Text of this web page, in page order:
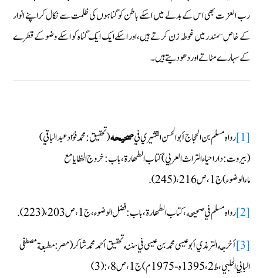
رب العز ت بھی اس کے بدلے میں اسکے باطن کو گناہوں کی ظلمت سے نکال کراپنے انوار
کے خاص سمندرمیں غوطہ زن کرتے ہیں،اور اسکے ایک ایک گناہ کو اسکے وضو کے قطرے
کے سہارے مٹاتے اور دھو دیتے ہیں ۔
[1] رواه مسلم بن الحجاج أبو الحسن القشيري فيصحيحه(تحقيق :محمد فؤاد عبد الباقي)
(بيروت:داراحياء التراث العربي)كتاب الطهارة، باب:خروج الخطايا مع
ماءالوضوء)ج1،ص216، (245).
[2]
رواه مسلم في صحيحه، كتاب الطهارة،باب: فضل الوضوء،ج1،ص203،(223).
[3]
أخرجه الترمذي أبو عيسى محمد بن عيسى في سننه تحقيق أحمد محمد شاكر (مصر: مطبعة مصطفى
البابي الحلبي،ط2، 1395ه-1975م)ج1،ص8 ،:(3)